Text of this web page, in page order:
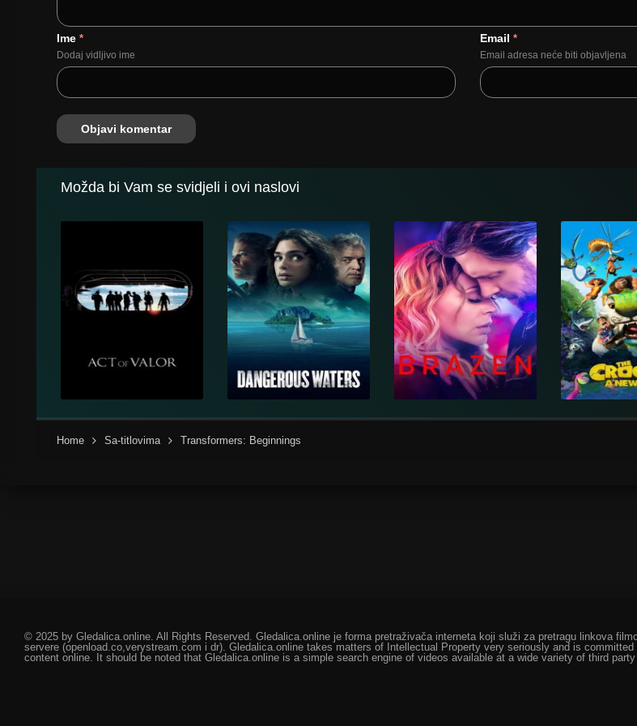
Ime *
Dodaj vidljivo ime
Email *
Email adresa neće biti objavljena
Možda bi Vam se svidjeli i ovi naslovi
Home Sa-titlovima Transformers: Beginnings
© 2025 by Gledalica.online. All Rights Reserved. Gledalica.online je forma pretraživača interneta koji služi za pretragu linkova
servere (openload.co,verystream.com i dr). Gledalica.online takes matters of Intellectual Property very seriously and is
content online. It should be noted that Gledalica.online is a simple search engine of videos available at a wide variety of third